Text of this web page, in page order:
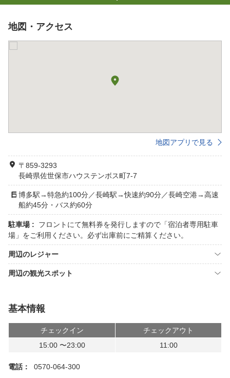
地図・アクセス
地図アプリで見る
〒859-3293
長崎県佐世保市ハウステンボス町7-7
博多駅→特急約100分／長崎駅→快速約90分／長崎空港→高速
船約45分・バス約60分
駐車場 :
フロントにて無料券を発行しますので「宿泊者専用駐車
場」をご利用ください。必ず出庫前にご精算ください。
周辺のレジャー
周辺の観光スポット
基本情報
チェックイン
チェックアウト
15:00 〜23:00
11:00
電話： 0570-064-300